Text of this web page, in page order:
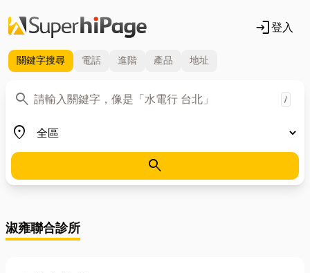
login登入
關鍵字搜尋 電話 進階 產品 地址
search
關鍵字 /
place
地區
search
淑雍聯合診所